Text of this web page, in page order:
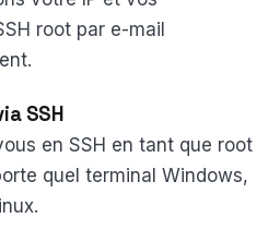
root par e-mail
SSH
en SSH en tant que root
quel terminal Windows,